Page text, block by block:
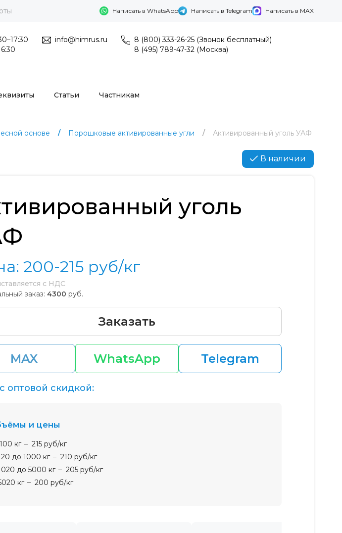
Написать в WhatsApp Написать в Telegram Написать в MAX
info@himrus.ru
8 (800) 333-26-25 (Звонок бесплатный)
8 (495) 789-47-32 (Москва)
Статьи Частникам
основе Порошковые активированные угли Активированный уголь УАФ
В наличии
уголь
200-215 руб/кг
с НДС
заказ: 4300 руб.
Заказать
MAX WhatsApp Telegram
оптовой скидкой:
и цены
кг
215 руб/кг
до 1000 кг
210 руб/кг
до 5000 кг
205 руб/кг
кг
200 руб/кг